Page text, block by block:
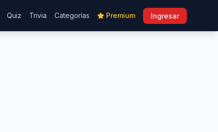
Quiz Trivia Categorías Premium Ingresar